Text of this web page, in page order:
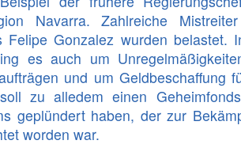
Navarra. Zahlreiche
Felipe Gonzalez wurden belastet.
es auch um
und um Geldbeschaffung
zu alledem einen
geplündert haben, der zur
worden war.